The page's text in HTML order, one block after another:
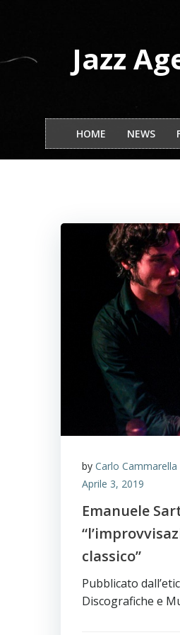
Jazz
HOME NEWS
by Carlo Cammarella
Aprile 3, 2019
Emanuele
classico”
Pubblicato
Discografiche e